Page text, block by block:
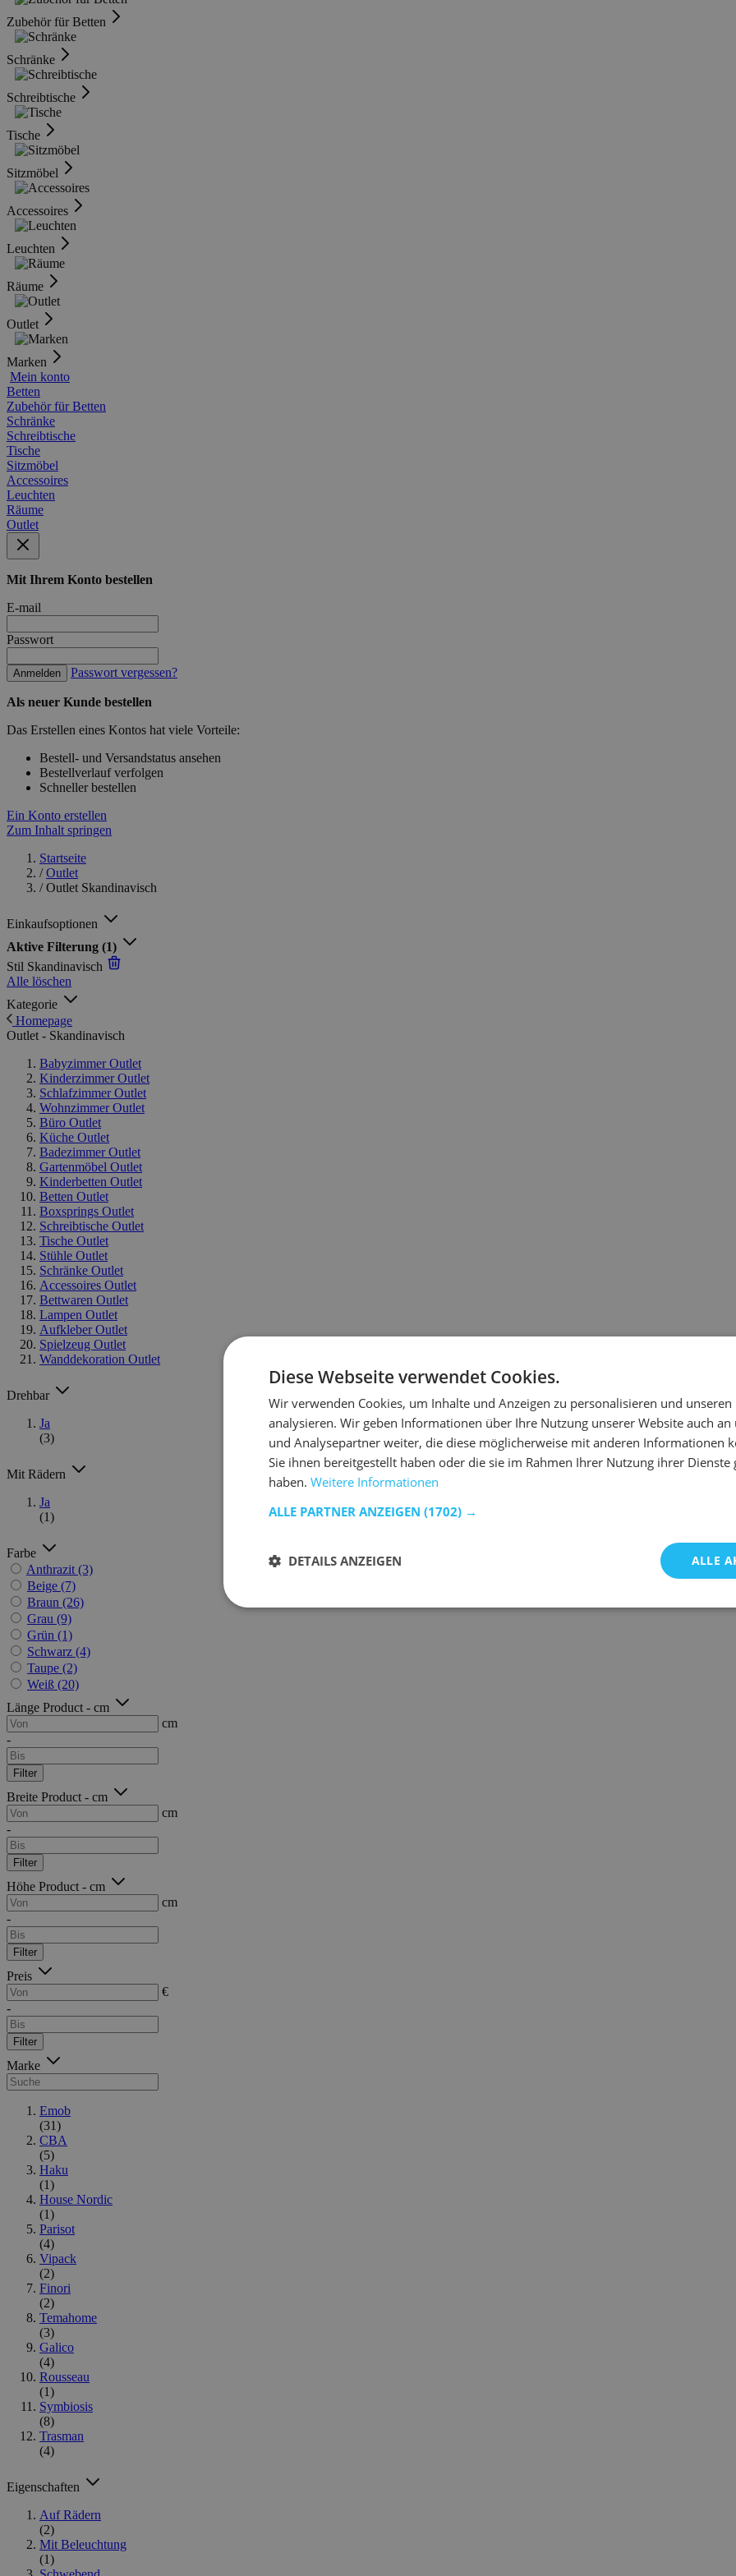
Zubehör für Betten
Schränke
Schreibtische
Tische
Sitzmöbel
Accessoires
Leuchten
Räume
Outlet
Marken
Mein konto
Betten
Zubehör für Betten
Schränke
Schreibtische
Tische
Sitzmöbel
Accessoires
Leuchten
Räume
Outlet
Mit Ihrem Konto bestellen
E-mail
Passwort
Anmelden Passwort vergessen?
Als neuer Kunde bestellen
Das Erstellen eines Kontos hat viele Vorteile:
Bestell- und Versandstatus ansehen
Bestellverlauf verfolgen
Schneller bestellen
Ein Konto erstellen
Zum Inhalt springen
Startseite
/ Outlet
/ Outlet Skandinavisch
Einkaufsoptionen
Aktive Filterung (1)
Stil Skandinavisch
Alle löschen
Kategorie
Homepage
Outlet - Skandinavisch
Babyzimmer Outlet
Kinderzimmer Outlet
Schlafzimmer Outlet
Wohnzimmer Outlet
Büro Outlet
Küche Outlet
Badezimmer Outlet
Gartenmöbel Outlet
Kinderbetten Outlet
Betten Outlet
Boxsprings Outlet
Schreibtische Outlet
Tische Outlet
Stühle Outlet
Schränke Outlet
Accessoires Outlet
Bettwaren Outlet
Lampen Outlet
Aufkleber Outlet
Spielzeug Outlet
Wanddekoration Outlet
Drehbar
Ja
(3)
Mit Rädern
Ja
(1)
Farbe
Anthrazit (3)
Beige (7)
Braun (26)
Grau (9)
Grün (1)
Schwarz (4)
Taupe (2)
Weiß (20)
Länge Product - cm
cm
-
Filter
Breite Product - cm
cm
-
Filter
Höhe Product - cm
cm
-
Filter
Preis
€
-
Filter
Marke
Emob
(31)
CBA
(5)
Haku
(1)
House Nordic
(1)
Parisot
(4)
Vipack
(2)
Finori
(2)
Temahome
(3)
Galico
(4)
Rousseau
(1)
Symbiosis
(8)
Trasman
(4)
Eigenschaften
Auf Rädern
(2)
Mit Beleuchtung
(1)
Diese Webseite verwendet Cookies.
Wir verwenden Cookies, um Inhalte und Anzeigen zu personalisieren und
analysieren. Wir geben Informationen über Ihre Nutzung unserer Website auch an
und Analysepartner weiter, die diese möglicherweise mit anderen Informationen
Sie ihnen bereitgestellt haben oder die sie im Rahmen Ihrer Nutzung ihrer Dienste
haben. Weitere Informationen
ALLE PARTNER ANZEIGEN (1702) →
ALLE
DETAILS ANZEIGEN